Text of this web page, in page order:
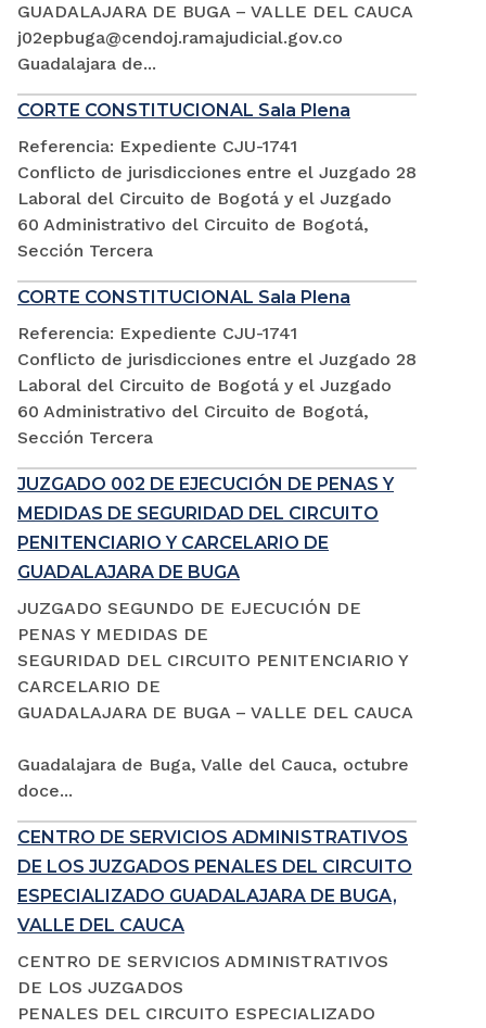
GUADALAJARA DE BUGA – VALLE DEL CAUCA
j02epbuga@cendoj.ramajudicial.gov.co
Guadalajara de...
CORTE CONSTITUCIONAL Sala Plena
Referencia: Expediente CJU-1741
Conflicto de jurisdicciones entre el Juzgado 28
Laboral del Circuito de Bogotá y el Juzgado
60 Administrativo del Circuito de Bogotá,
Sección Tercera
CORTE CONSTITUCIONAL Sala Plena
Referencia: Expediente CJU-1741
Conflicto de jurisdicciones entre el Juzgado 28
Laboral del Circuito de Bogotá y el Juzgado
60 Administrativo del Circuito de Bogotá,
Sección Tercera
JUZGADO 002 DE EJECUCIÓN DE PENAS Y
MEDIDAS DE SEGURIDAD DEL CIRCUITO
PENITENCIARIO Y CARCELARIO DE
GUADALAJARA DE BUGA
JUZGADO SEGUNDO DE EJECUCIÓN DE
PENAS Y MEDIDAS DE
SEGURIDAD DEL CIRCUITO PENITENCIARIO Y
CARCELARIO DE
GUADALAJARA DE BUGA – VALLE DEL CAUCA
Guadalajara de Buga, Valle del Cauca, octubre
doce...
CENTRO DE SERVICIOS ADMINISTRATIVOS
DE LOS JUZGADOS PENALES DEL CIRCUITO
ESPECIALIZADO GUADALAJARA DE BUGA,
VALLE DEL CAUCA
CENTRO DE SERVICIOS ADMINISTRATIVOS
DE LOS JUZGADOS
PENALES DEL CIRCUITO ESPECIALIZADO